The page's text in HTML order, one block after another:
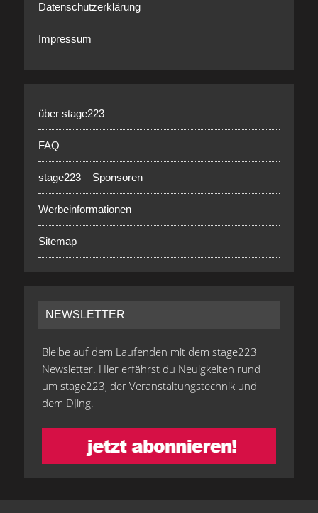
Datenschutzerklärung
Impressum
über stage223
FAQ
stage223 – Sponsoren
Werbeinformationen
Sitemap
NEWSLETTER
Bleibe auf dem Laufenden mit dem stage223
Newsletter. Hier erfährst du Neuigkeiten rund
um stage223, der Veranstaltungstechnik und
dem DJing.